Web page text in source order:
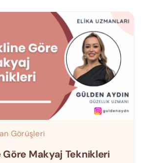
Görüşleri
Göre Makyaj Teknikleri